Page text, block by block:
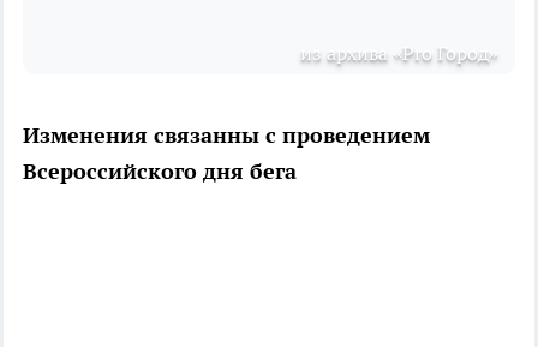
из архива «Pro Город»
Изменения связанны с проведением
Всероссийского дня бега